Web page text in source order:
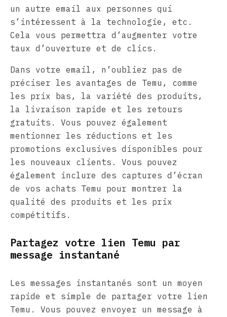
un autre email aux personnes qui
s’intéressent à la technologie, etc.
Cela vous permettra d’augmenter votre
taux d’ouverture et de clics.
Dans votre email, n’oubliez pas de
préciser les avantages de Temu, comme
les prix bas, la variété des produits,
la livraison rapide et les retours
gratuits. Vous pouvez également
mentionner les réductions et les
promotions exclusives disponibles pour
les nouveaux clients. Vous pouvez
également inclure des captures d’écran
de vos achats Temu pour montrer la
qualité des produits et les prix
compétitifs.
Partagez votre lien Temu par
message instantané
Les messages instantanés sont un moyen
rapide et simple de partager votre lien
Temu. Vous pouvez envoyer un message à